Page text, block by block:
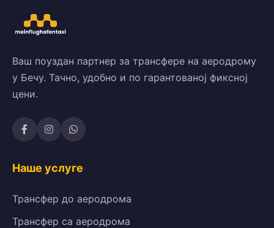
Ваш поуздан партнер за трансфере на аеродрому
у Бечу. Тачно, удобно и по гарантованој фиксној
цени.
Наше услуге
Трансфер до аеродрома
Трансфер са аеродрома